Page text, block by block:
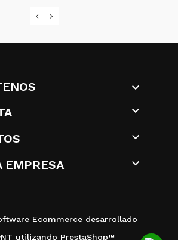



EMPRESA

Ecommerce desarrollado
utilizando PrestaShop™